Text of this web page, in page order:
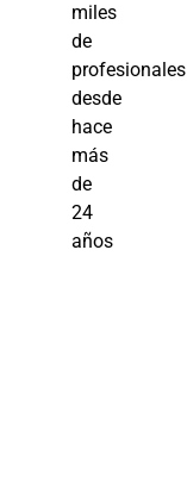
miles
de
profesionales
desde
hace
más
de
24
años